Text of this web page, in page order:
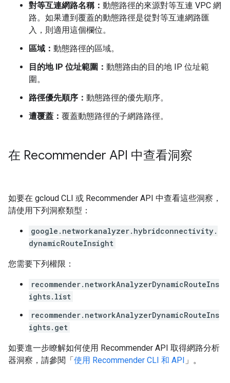
對等互連網路名稱： 動態路徑的來源對等互連 VPC 網
路。如果遭到覆蓋的動態路徑是從對等互連網路匯
入，則適用這個欄位。
區域： 動態路徑的區域。
目的地 IP 位址範圍： 動態路由的目的地 IP 位址範
圍。
路徑優先順序： 動態路徑的優先順序。
遭覆蓋： 覆蓋動態路徑的子網路路徑。
在 Recommender API 中查看洞察
如要在 gcloud CLI 或 Recommender API 中查看這些洞察，
請使用下列洞察類型：
google.networkanalyzer.hybridconnectivity.
dynamicRouteInsight
您需要下列權限：
recommender.networkAnalyzerDynamicRouteIns
ights.list
recommender.networkAnalyzerDynamicRouteIns
ights.get
如要進一步瞭解如何使用 Recommender API 取得網路分析
器洞察，請參閱「使用 Recommender CLI 和 API 」。